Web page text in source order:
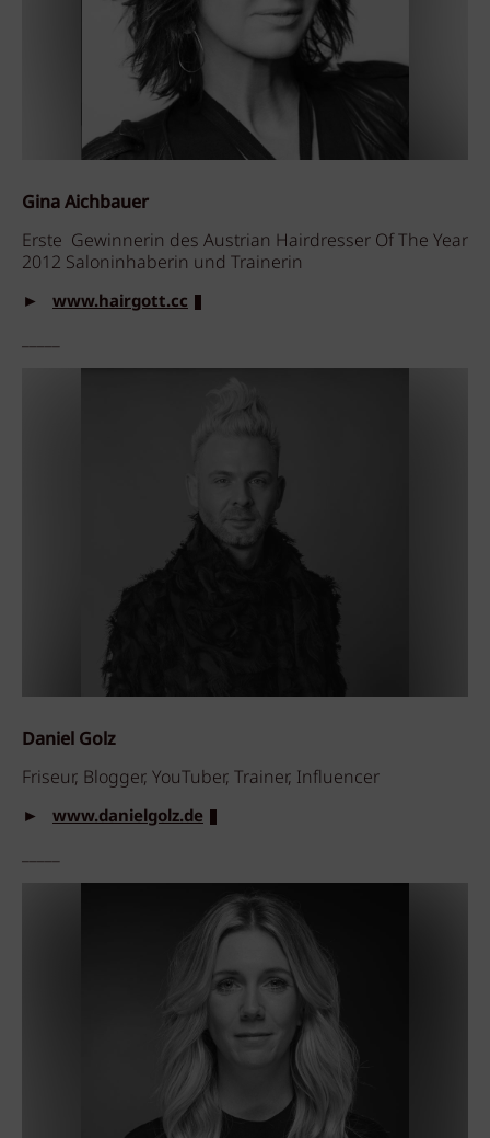
Gina Aichbauer
Erste Gewinnerin des Austrian Hairdresser Of The Year
2012 Saloninhaberin und Trainerin
► www.hairgott.cc
_____
Daniel Golz
Friseur, Blogger, YouTuber, Trainer, Influencer
► www.danielgolz.de
_____